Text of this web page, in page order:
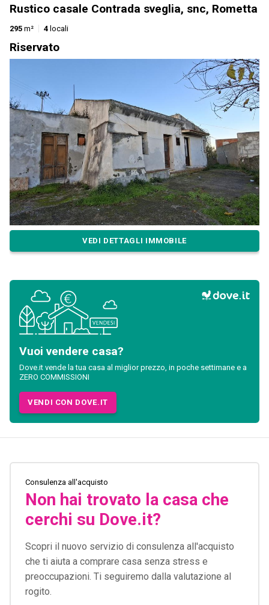
Rustico casale Contrada sveglia, snc, Rometta
295 m² 4 locali
Riservato
VEDI DETTAGLI IMMOBILE
Vuoi vendere casa?
Dove.it vende la tua casa al miglior prezzo, in poche settimane e a
ZERO COMMISSIONI
VENDI CON DOVE.IT
Consulenza all'acquisto
Non hai trovato la casa che
cerchi su Dove.it?
Scopri il nuovo servizio di consulenza all'acquisto
che ti aiuta a comprare casa senza stress e
preoccupazioni. Ti seguiremo dalla valutazione al
rogito.